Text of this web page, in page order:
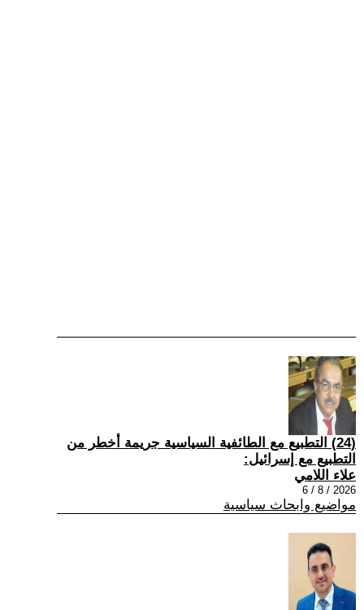
(24) التطبيع مع الطائفية السياسية جريمة أخطر من
التطبيع مع إسرائيل:
علاء اللامي
2026 / 8 / 6
مواضيع وابحاث سياسية